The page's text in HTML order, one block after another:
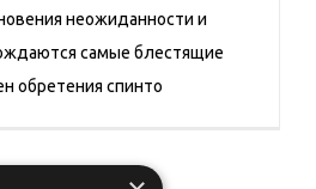
неожиданности и
самые блестящие
обретения спинто